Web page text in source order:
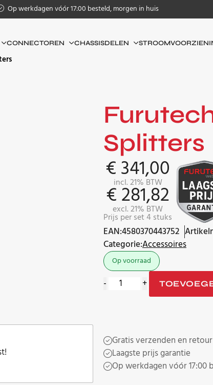
Op werkdagen vóór 17:00 besteld, morgen in huis
CONNECTOREN CHASSISDELEN
Splitters
€341,00
incl. 21% BTW
€281,82
excl. 21% BTW
Prijs per set 4 stuks
EAN:4580370443752
Categorie:Accessoires
Op voorraad
Furutech
Splitters
aantal
- +
Gratis verzenden en
Laagste prijs garantie
Op werkdagen vóór 17:00